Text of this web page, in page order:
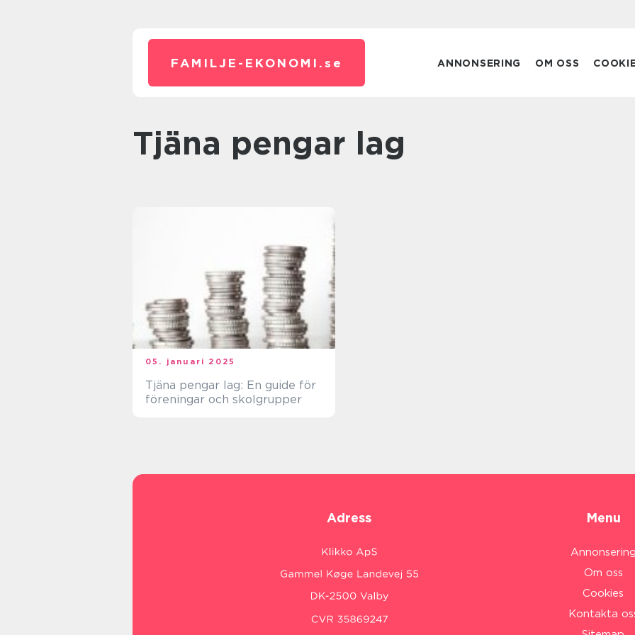
FAMILJE-EKONOMI. se ANNONSERING OM OSS
Tjäna pengar lag
05. januari 2025
Tjäna pengar lag: En guide för
föreningar och skolgrupper
Adress Menu
Om oss
Cookies
Kontakta